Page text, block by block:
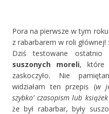
Pora na pierwsze w tym roku
z rabarbarem w roli głównej!
Dziś testowane ostatnio
suszonych moreli, które
zaskoczyło. Nie
widziałam ten przepis (w
szybko’ czasopism lub
że był rabarbar, były